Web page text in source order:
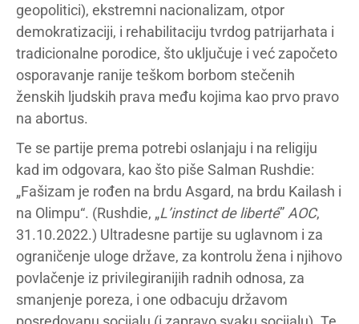
geopolitici), ekstremni nacionalizam, otpor
demokratizaciji, i rehabilitaciju tvrdog patrijarhata i
tradicionalne porodice, što uključuje i već započeto
osporavanje ranije teškom borbom stečenih
ženskih ljudskih prava među kojima kao prvo pravo
na abortus.
Te se partije prema potrebi oslanjaju i na religiju
kad im odgovara, kao što piše Salman Rushdie:
„Fašizam je rođen na brdu Asgard, na brdu Kailash i
na Olimpu“. (Rushdie, „L’instinct de liberté” AOC,
31.10.2022.) Ultradesne partije su uglavnom i za
ograničenje uloge države, za kontrolu žena i njihovo
povlačenje iz privilegiranijih radnih odnosa, za
smanjenje poreza, i one odbacuju državom